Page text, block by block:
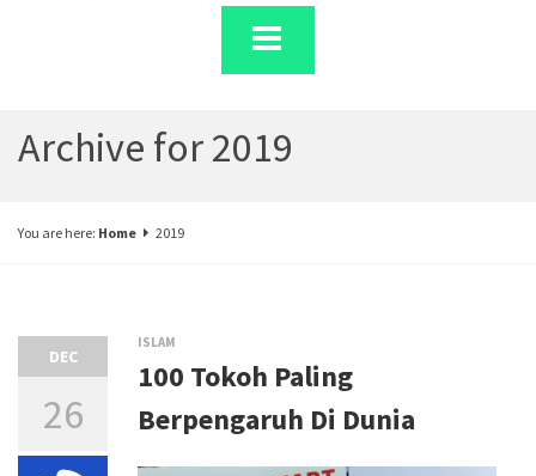
Archive for 2019
You are here: Home 2019
DEC
26
ISLAM
100 Tokoh Paling
Berpengaruh Di Dunia